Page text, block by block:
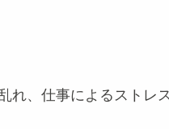
れ、仕事によるストレ